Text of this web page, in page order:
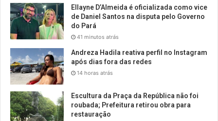
Ellayne D’Almeida é oficializada como vice
de Daniel Santos na disputa pelo Governo
do Pará
41 minutos atrás
Andreza Hadila reativa perfil no Instagram
após dias fora das redes
14 horas atrás
Escultura da Praça da República não foi
roubada; Prefeitura retirou obra para
restauração